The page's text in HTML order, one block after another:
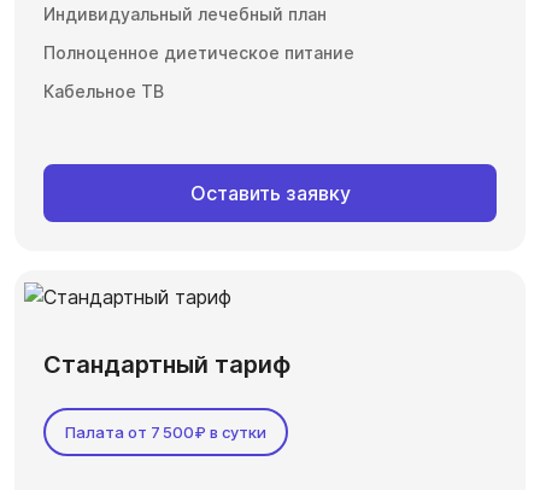
Индивидуальный лечебный план
Полноценное диетическое питание
Кабельное ТВ
Оставить заявку
Стандартный тариф
Палата от 7 500₽ в сутки